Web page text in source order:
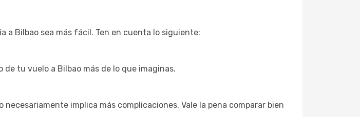
a Bilbao sea más fácil. Ten en cuenta lo siguiente:
tu vuelo a Bilbao más de lo que imaginas.
implica más complicaciones. Vale la pena comparar bien